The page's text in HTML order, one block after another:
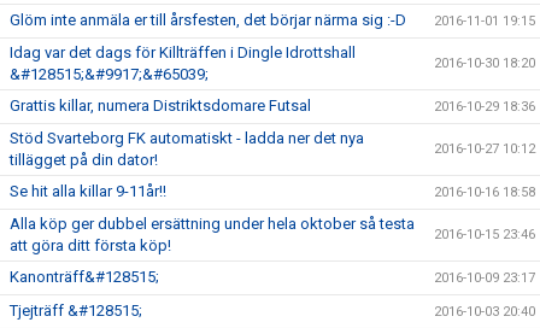
Glöm inte anmäla er till årsfesten, det börjar närma sig :-D 2016-11-01 19:15
Idag var det dags för Killträffen i Dingle Idrottshall
&#128515;&#9917;&#65039;
2016-10-30 18:20
Grattis killar, numera Distriktsdomare Futsal 2016-10-29 18:36
Stöd Svarteborg FK automatiskt - ladda ner det nya
tillägget på din dator!
2016-10-27 10:12
Se hit alla killar 9-11år!! 2016-10-16 18:58
Alla köp ger dubbel ersättning under hela oktober så testa
att göra ditt första köp!
2016-10-15 23:46
Kanonträff&#128515; 2016-10-09 23:17
Tjejträff &#128515; 2016-10-03 20:40